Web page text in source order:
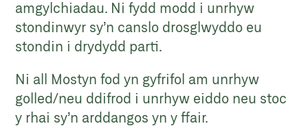
amgylchiadau. Ni fydd modd i unrhyw
stondinwyr sy’n canslo drosglwyddo eu
stondin i drydydd parti.
Ni all Mostyn fod yn gyfrifol am unrhyw
golled/neu ddifrod i unrhyw eiddo neu stoc
y rhai sy’n arddangos yn y ffair.